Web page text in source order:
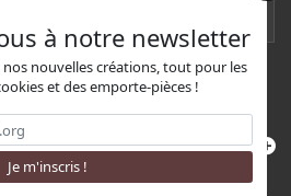
à notre newsletter
nos nouvelles créations, tout pour les
et des emporte-pièces !